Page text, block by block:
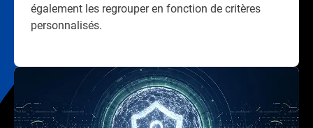
également les regrouper en fonction de critères
personnalisés.